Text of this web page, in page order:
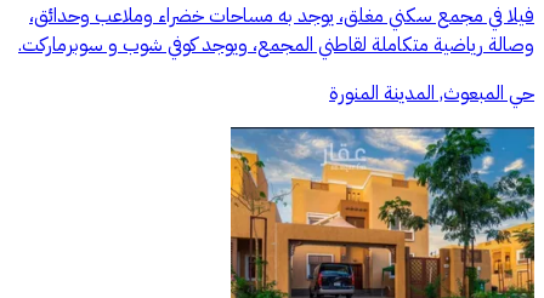
فيلا في مجمع سكني مغلق، يوجد به مساحات خضراء وملاعب وحدائق،
وصالة رياضية متكاملة لقاطني المجمع، ويوجد كوفي شوب و سوبرماركت.
حي المبعوث, المدينة المنورة